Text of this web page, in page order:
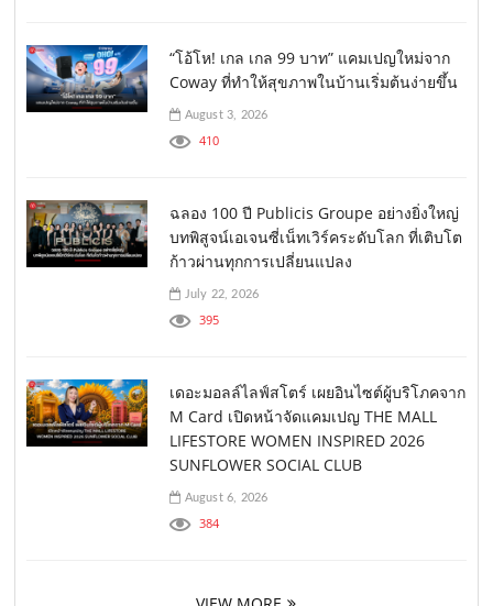
“โอ้โห! เกล เกล 99 บาท” แคมเปญใหม่จาก
Coway ที่ทำให้สุขภาพในบ้านเริ่มต้นง่ายขึ้น
August 3, 2026
410
ฉลอง 100 ปี Publicis Groupe อย่างยิ่งใหญ่
บทพิสูจน์เอเจนซี่เน็ทเวิร์คระดับโลก ที่เติบโต
ก้าวผ่านทุกการเปลี่ยนแปลง
July 22, 2026
395
เดอะมอลล์ไลฟ์สโตร์ เผยอินไซต์ผู้บริโภคจาก
M Card เปิดหน้าจัดแคมเปญ THE MALL
LIFESTORE WOMEN INSPIRED 2026
SUNFLOWER SOCIAL CLUB
August 6, 2026
384